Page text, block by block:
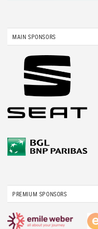
MAIN SPONSORS
PREMIUM SPONSORS